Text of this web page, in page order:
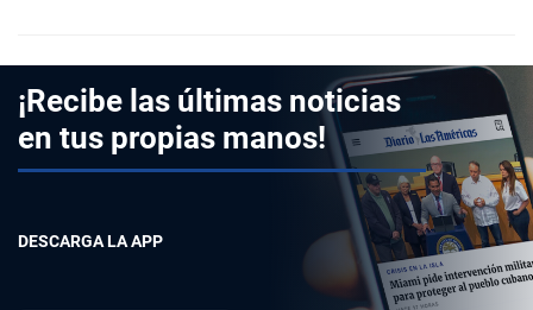
¡Recibe las últimas noticias
en tus propias manos!
DESCARGA LA APP